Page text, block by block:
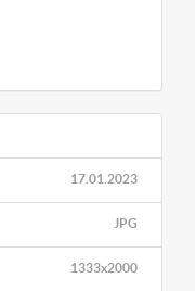
17.01.2023
JPG
1333x2000